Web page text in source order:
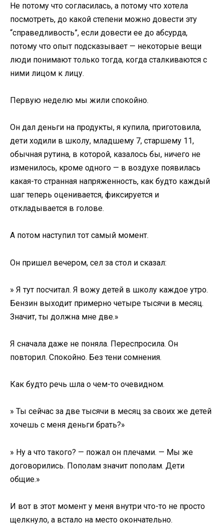
Не потому что согласилась, а потому что хотела
посмотреть, до какой степени можно довести эту
“справедливость”, если довести ее до абсурда,
потому что опыт подсказывает — некоторые вещи
люди понимают только тогда, когда сталкиваются с
ними лицом к лицу.
Первую неделю мы жили спокойно.
Он дал деньги на продукты, я купила, приготовила,
дети ходили в школу, младшему 7, старшему 11,
обычная рутина, в которой, казалось бы, ничего не
изменилось, кроме одного — в воздухе появилась
какая-то странная напряженность, как будто каждый
шаг теперь оценивается, фиксируется и
откладывается в голове.
А потом наступил тот самый момент.
Он пришел вечером, сел за стол и сказал:
» Я тут посчитал. Я вожу детей в школу каждое утро.
Бензин выходит примерно четыре тысячи в месяц.
Значит, ты должна мне две.»
Я сначала даже не поняла. Переспросила. Он
повторил. Спокойно. Без тени сомнения.
Как будто речь шла о чем-то очевидном.
» Ты сейчас за две тысячи в месяц за своих же детей
хочешь с меня деньги брать?»
» Ну а что такого? — пожал он плечами. — Мы же
договорились. Пополам значит пополам. Дети
общие.»
И вот в этот момент у меня внутри что-то не просто
щелкнуло, а встало на место окончательно.